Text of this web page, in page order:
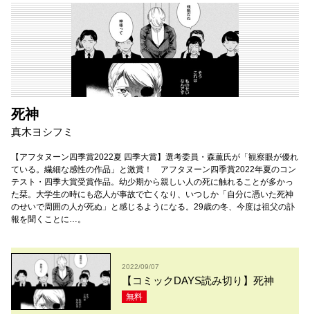
死神
真木ヨシフミ
【アフタヌーン四季賞2022夏 四季大賞】選考委員・森薫氏が「観察眼が優れ
ている。繊細な感性の作品」と激賞！ アフタヌーン四季賞2022年夏のコン
テスト・四季大賞受賞作品。幼少期から親しい人の死に触れることが多かっ
た栞。大学生の時にも恋人が事故で亡くなり、いつしか「自分に憑いた死神
のせいで周囲の人が死ぬ」と感じるようになる。29歳の冬、今度は祖父の訃
報を聞くことに…。
2022/09/07
【コミックDAYS読み切り】死神
無料